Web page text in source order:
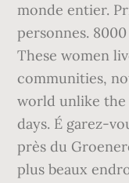
monde entier.
personnes.
These women
communities,
world unlike the
days. É garez-
près du
plus beaux